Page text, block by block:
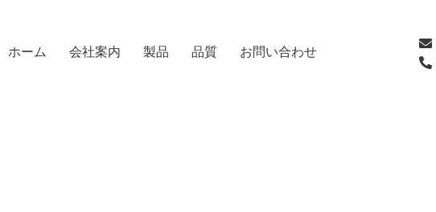
ホーム 会社案内 製品 品質 お問い合わせ